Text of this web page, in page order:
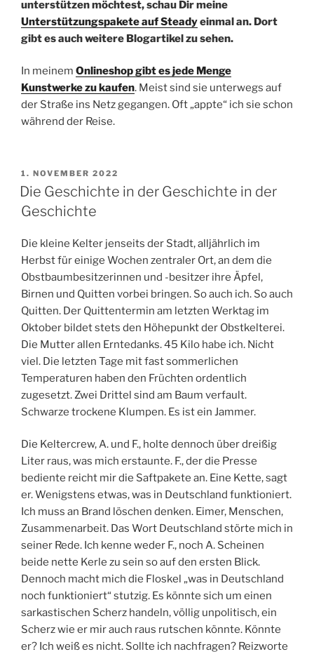
unterstützen möchtest, schau Dir meine
Unterstützungspakete auf Steadyeinmal an. Dort
gibt es auch weitere Blogartikel zu sehen.
In meinem Onlineshop gibt es jede Menge
Kunstwerke zu kaufen. Meist sind sie unterwegs auf
der Straße ins Netz gegangen. Oft „appte“ ich sie schon
während der Reise.
VERÖFFENTLICHT
AM
1. NOVEMBER 2022
Die Geschichte in der Geschichte in der
Geschichte
Die kleine Kelter jenseits der Stadt, alljährlich im
Herbst für einige Wochen zentraler Ort, an dem die
Obstbaumbesitzerinnen und -besitzer ihre Äpfel,
Birnen und Quitten vorbei bringen. So auch ich. So auch
Quitten. Der Quittentermin am letzten Werktag im
Oktober bildet stets den Höhepunkt der Obstkelterei.
Die Mutter allen Erntedanks. 45 Kilo habe ich. Nicht
viel. Die letzten Tage mit fast sommerlichen
Temperaturen haben den Früchten ordentlich
zugesetzt. Zwei Drittel sind am Baum verfault.
Schwarze trockene Klumpen. Es ist ein Jammer.
Die Keltercrew, A. und F., holte dennoch über dreißig
Liter raus, was mich erstaunte. F., der die Presse
bediente reicht mir die Saftpakete an. Eine Kette, sagt
er. Wenigstens etwas, was in Deutschland funktioniert.
Ich muss an Brand löschen denken. Eimer, Menschen,
Zusammenarbeit. Das Wort Deutschland störte mich in
seiner Rede. Ich kenne weder F., noch A. Scheinen
beide nette Kerle zu sein so auf den ersten Blick.
Dennoch macht mich die Floskel „was in Deutschland
noch funktioniert“ stutzig. Es könnte sich um einen
sarkastischen Scherz handeln, völlig unpolitisch, ein
Scherz wie er mir auch raus rutschen könnte. Könnte
er? Ich weiß es nicht. Sollte ich nachfragen? Reizworte